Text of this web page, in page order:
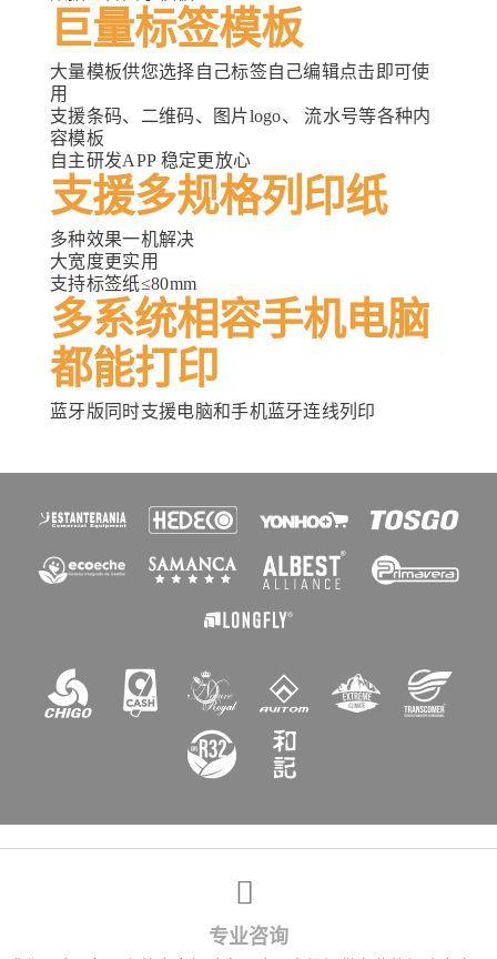
巨量标签模板
大量模板供您选择自己标签自己编辑点击即可使
用
支援条码、二维码、图片logo、 流水号等各种内
容模板
自主研发APP 稳定更放心
支援多规格列印纸
多种效果一机解决
大宽度更实用
支持标签纸≤80mm
多系统相容手机电脑
都能打印
蓝牙版同时支援电脑和手机蓝牙连线列印
专业咨询
愿望清单名称
取消 创建心愿单